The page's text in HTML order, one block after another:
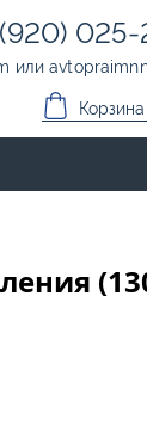
(920)
или
Корзина